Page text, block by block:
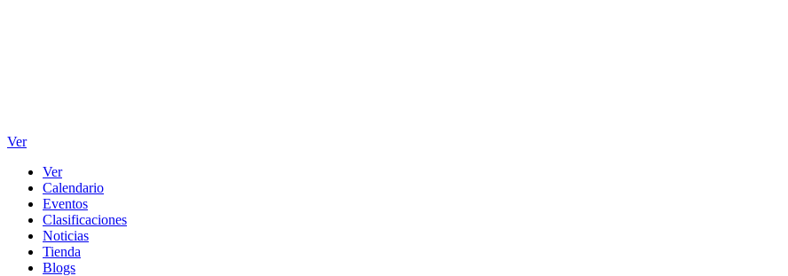
Ver
Ver
Calendario
Eventos
Clasificaciones
Noticias
Tienda
Blogs